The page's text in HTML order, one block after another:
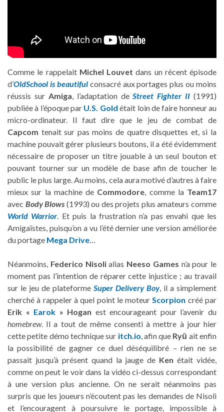
Comme le rappelait Michel Louvet dans un récent épisode
d’OldSchool is beautifulconsacré aux portages plus ou moins
réussis sur Amiga, l’adaptation deStreet Fighter II (1991)
publiée à l’époque par U.S. Gold était loin de faire honneur au
micro-ordinateur. Il faut dire que le jeu de combat de
Capcom tenait sur pas moins de quatre disquettes et, si la
machine pouvait gérer plusieurs boutons, il a été évidemment
nécessaire de proposer un titre jouable à un seul bouton et
pouvant tourner sur un modèle de base afin de toucher le
public le plus large. Au moins, cela aura motivé d’autres à faire
mieux sur la machine de Commodore, comme la Team17
avec Body Blows (1993) ou des projets plus amateurs comme
World Warrior. Et puis la frustration n’a pas envahi que les
Amigaïstes, puisqu’on a vu l’été dernier une version améliorée
du portage Mega Drive…
Néanmoins, Federico Nisolialias Neeso Games n’a pour le
moment pas l’intention de réparer cette injustice ; au travail
sur le jeu de plateforme Super Delivery Boy, il a simplement
cherché à rappeler à quel point le moteurScorpion créé par
Erik « Earok » Hogan est encourageant pour l’avenir du
homebrew. Il a tout de même consenti à mettre à jour hier
cette petite démo technique sur itch.io, afin que Ryū ait enfin
la possibilité de gagner ce duel déséquilibré – rien ne se
passait jusqu’à présent quand la jauge de Ken était vidée,
comme on peut le voir dans la vidéo ci-dessus correspondant
à une version plus ancienne. On ne serait néanmoins pas
surpris que les joueurs n’écoutent pas les demandes de Nisoli
et l’encouragent à poursuivre le portage, impossible à